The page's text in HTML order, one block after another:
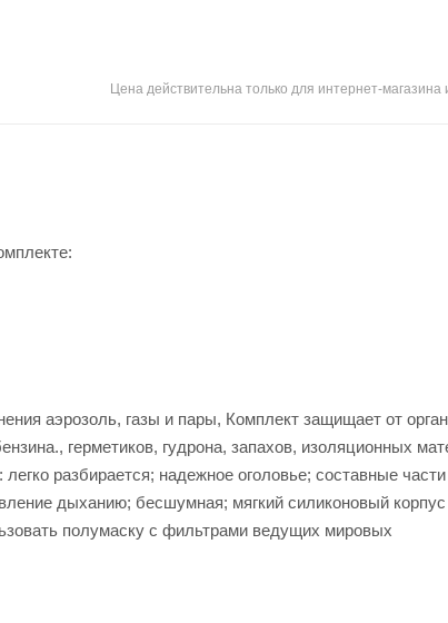
Цена действительна только для интернет-
аэрозоль, газы и пары, Комплект защищает от
герметиков, гудрона, запахов, изоляционных
разбирается; надежное оголовье; составные части
дыханию; бесшумная; мягкий силиконовый
полумаску с фильтрами ведущих мировых